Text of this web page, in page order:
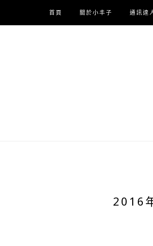
首頁 關於小丰子 通訊達
2016